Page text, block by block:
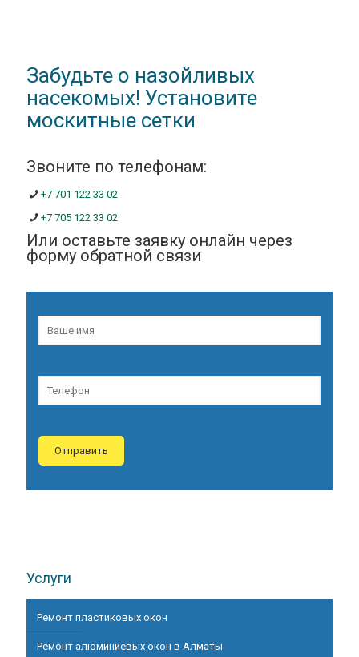
Забудьте о назойливых
насекомых! Установите
москитные сетки
Звоните по телефонам:
+7 701 122 33 02
+7 705 122 33 02
Или оставьте заявку онлайн через
форму обратной связи
Услуги
Ремонт пластиковых окон
Ремонт алюминиевых окон в Алматы